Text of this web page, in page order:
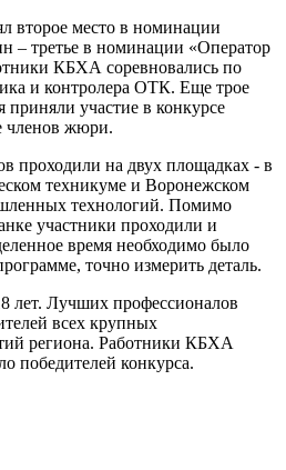
второе место в номинации
– третье в номинации «Оператор
КБХА соревновались по
и контролера ОТК. Еще трое
приняли участие в конкурсе
членов жюри.
проходили на двух площадках - в
техникуме и Воронежском
технологий. Помимо
участники проходили и
время необходимо было
точно измерить деталь.
лет. Лучших профессионалов
всех крупных
региона. Работники КБХА
победителей конкурса.